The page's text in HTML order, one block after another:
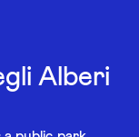
Alberi